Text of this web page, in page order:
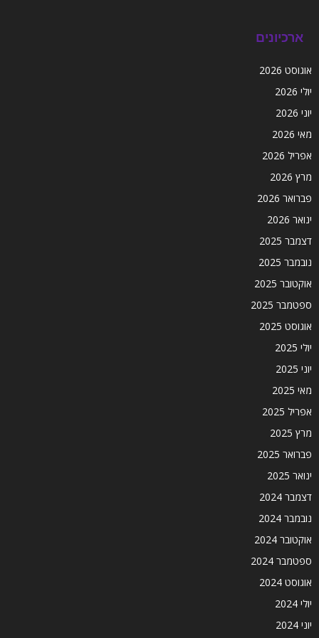
ארכיונים
אוגוסט 2026
יולי 2026
יוני 2026
מאי 2026
אפריל 2026
מרץ 2026
פברואר 2026
ינואר 2026
דצמבר 2025
נובמבר 2025
אוקטובר 2025
ספטמבר 2025
אוגוסט 2025
יולי 2025
יוני 2025
מאי 2025
אפריל 2025
מרץ 2025
פברואר 2025
ינואר 2025
דצמבר 2024
נובמבר 2024
אוקטובר 2024
ספטמבר 2024
אוגוסט 2024
יולי 2024
יוני 2024